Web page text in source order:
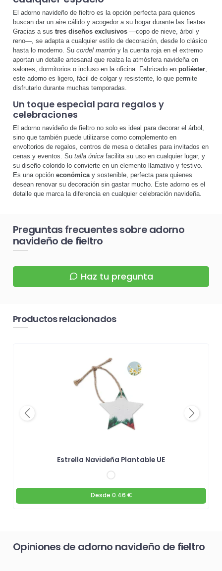
El adorno navideño de fieltro es la opción perfecta para quienes
buscan dar un aire cálido y acogedor a su hogar durante las fiestas.
Gracias a sus tres diseños exclusivos —copo de nieve, árbol y
reno—, se adapta a cualquier estilo de decoración, desde lo clásico
hasta lo moderno. Su cordel marrón y la cuenta roja en el extremo
aportan un detalle artesanal que realza la atmósfera navideña en
salones, dormitorios o incluso en la oficina. Fabricado en poliéster,
este adorno es ligero, fácil de colgar y resistente, lo que permite
disfrutarlo durante muchas temporadas.
Un toque especial para regalos y
celebraciones
El adorno navideño de fieltro no solo es ideal para decorar el árbol,
sino que también puede utilizarse como complemento en
envoltorios de regalos, centros de mesa o detalles para invitados en
cenas y eventos. Su talla única facilita su uso en cualquier lugar, y
su diseño colorido lo convierte en un elemento llamativo y festivo.
Es una opción económica y sostenible, perfecta para quienes
desean renovar su decoración sin gastar mucho. Este adorno es el
detalle que marca la diferencia en cualquier celebración navideña.
Preguntas frecuentes sobre adorno
navideño de fieltro
Haz tu pregunta
Productos relacionados
Estrella Navideña Plantable UE
Desde 0.46 €
Previous Next
Opiniones de adorno navideño de fieltro